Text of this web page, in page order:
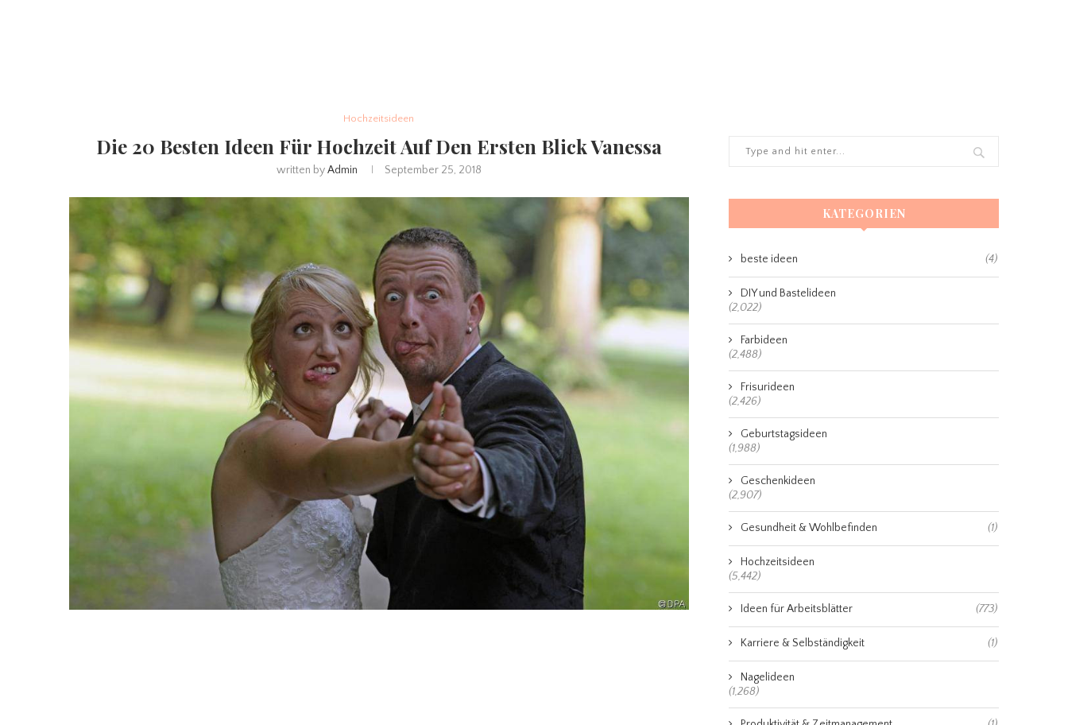
Hochzeitsideen
Die 20 Besten Ideen Für Hochzeit Auf Den Ersten Blick Vanessa
written byAdmin September 25, 2018
KATEGORIEN
beste ideen (4)
DIY und Bastelideen
(2,022)
Farbideen
(2,488)
Frisurideen
(2,426)
Geburtstagsideen
(1,988)
Geschenkideen
(2,907)
Gesundheit & Wohlbefinden (1)
Hochzeitsideen
(5,442)
Ideen für Arbeitsblätter (773)
Karriere & Selbständigkeit (1)
Nagelideen
(1,268)